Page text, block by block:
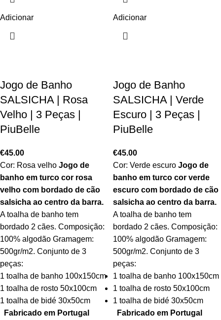
Adicionar Adicionar
Jogo de Banho
SALSICHA | Rosa
Velho | 3 Peças |
PiuBelle
€45.00
Cor: Rosa velho Jogo de
banho em turco cor rosa
velho com bordado de cão
salsicha ao centro da barra.
A toalha de banho tem
bordado 2 cães. Composição:
100% algodão Gramagem:
500gr/m2. Conjunto de 3
peças:
1 toalha de banho 100x150cm
1 toalha de rosto 50x100cm
1 toalha de bidé 30x50cm
Fabricado em Portugal
Jogo de Banho
SALSICHA | Verde
Escuro | 3 Peças |
PiuBelle
€45.00
Cor: Verde escuro Jogo de
banho em turco cor verde
escuro com bordado de cão
salsicha ao centro da barra.
A toalha de banho tem
bordado 2 cães. Composição:
100% algodão Gramagem:
500gr/m2. Conjunto de 3
peças:
1 toalha de banho 100x150cm
1 toalha de rosto 50x100cm
1 toalha de bidé 30x50cm
Fabricado em Portugal